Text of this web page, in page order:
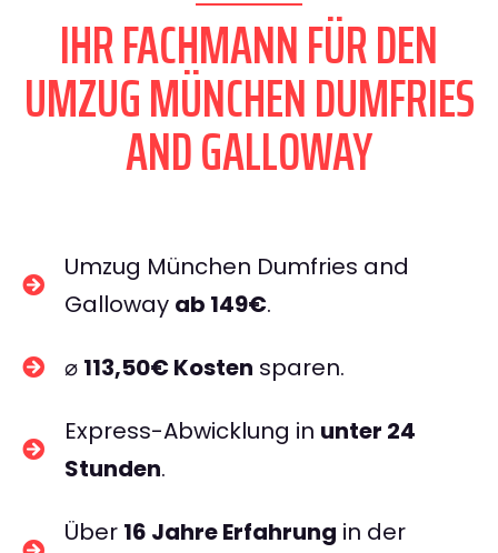
IHR FACHMANN FÜR DEN
UMZUG MÜNCHEN DUMFRIES
AND GALLOWAY
Umzug München Dumfries and
Galloway ab 149€.
⌀ 113,50€ Kosten sparen.
Express-Abwicklung in unter 24
Stunden.
Über 16 Jahre Erfahrung in der